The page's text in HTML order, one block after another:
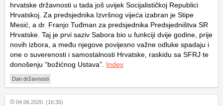
hrvatske državnosti u tada još uvijek Socijalističkoj Republici
Hrvatskoj. Za predsjednika Izvršnog vijeća izabran je Stipe
Mesić, a dr. Franjo Tuđman za predsjednika Predsjedništva SR
Hrvatske. Taj je prvi saziv Sabora bio u funkciji dvije godine, prije
novih izbora, a među njegove povijesno važne odluke spadaju i
one o suverenosti i samostalnosti Hrvatske, raskidu sa SFRJ te
donošenju “božićnog Ustava”. Index
Dan državnosti
04.06.2020. (16:30)